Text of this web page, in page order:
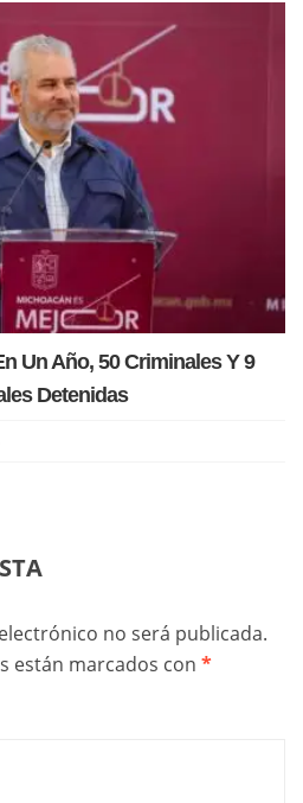
Un Año, 50 Criminales Y 9
Detenidas
no será publicada.
están marcados con *